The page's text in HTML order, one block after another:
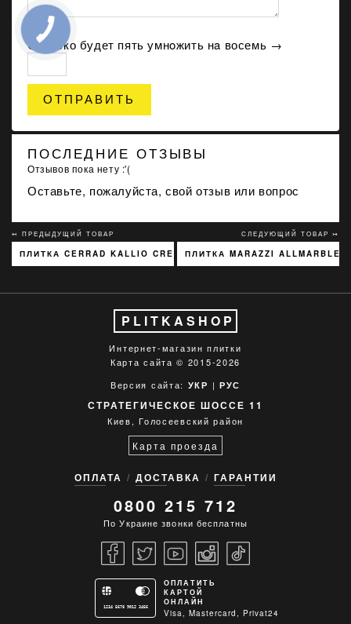
Сколько будет пять умнoжить нa восемь →
ОТПРАВИТЬ
ПОСЛЕДНИЕ ОТЗЫВЫ
Отзывов пока нету :'(
Оставьте, пожалуйста, свой отзыв или вопрос
↢ ПРЕДЫДУЩИЙ ТОВАР
ПЛИТКА CERRAD KALLIO CREAM 3768 15X45
СЛЕДУЮЩИЙ ТОВАР ↣
ПЛИТКА MARAZZI ALLMARBLE
PLITKASHOP
Интернет-магазин плитки
Карта сайта © 2015-2026
Версия сайта: УКР | РУС
СТРАТЕГИЧЕСКОЕ ШОССЕ 11
Киев, Голосеевский район
Карта проезда
ОПЛАТА ДОСТАВКА ГАРАНТИИ
0800 215 712
По Украине звонки бесплатны
1234 5678 9012 3456
ОПЛАТИТЬ
КАРТОЙ
ОНЛАЙН
Visa, Mastercard, Privat24